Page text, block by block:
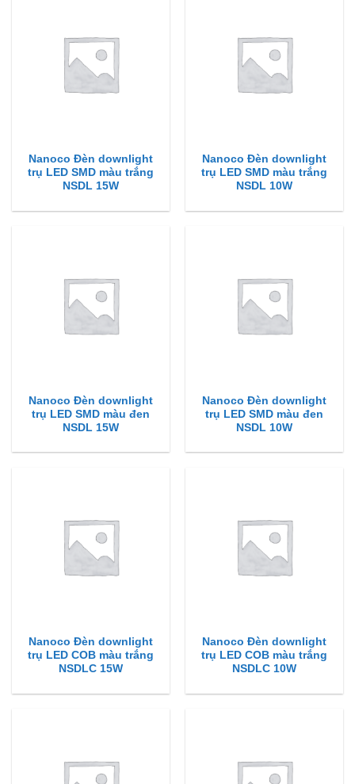
Nanoco Đèn downlight
trụ LED SMD màu trắng
NSDL 15W
Nanoco Đèn downlight
trụ LED SMD màu trắng
NSDL 10W
Nanoco Đèn downlight
trụ LED SMD màu đen
NSDL 15W
Nanoco Đèn downlight
trụ LED SMD màu đen
NSDL 10W
Nanoco Đèn downlight
trụ LED COB màu trắng
NSDLC 15W
Nanoco Đèn downlight
trụ LED COB màu trắng
NSDLC 10W